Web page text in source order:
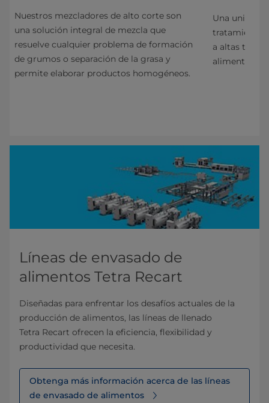
Nuestros mezcladores de alto corte son
una solución integral de mezcla que
resuelve cualquier problema de formación
de grumos o separación de la grasa y
permite elaborar productos homogéneos.
Una unidad
tratamiento
a altas
alimenticios
Líneas de envasado de
alimentos Tetra Recart
Diseñadas para enfrentar los desafíos actuales de la
producción de alimentos, las líneas de llenado
Tetra Recart ofrecen la eficiencia, flexibilidad y
productividad que necesita.
Obtenga más información acerca de las líneas
de envasado de alimentos